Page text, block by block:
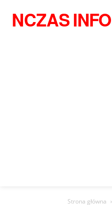
NCZASINFO
Strona główna